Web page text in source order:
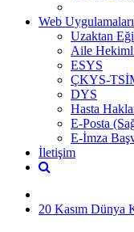
Web Uygulamaları
Uzaktan
Aile
ESYS
ÇKYS-
DYS
Hasta
E-Posta
E-İmza
İletişim
20 Kasım Dünya